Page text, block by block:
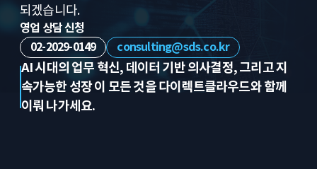
되겠습니다.
영업 상담 신청
02-2029-0149
consulting@sds.co.kr
AI 시대의 업무 혁신, 데이터 기반 의사결정, 그리고 지
속가능한 성장이 모든 것을 다이렉트클라우드와 함께
이뤄 나가세요.